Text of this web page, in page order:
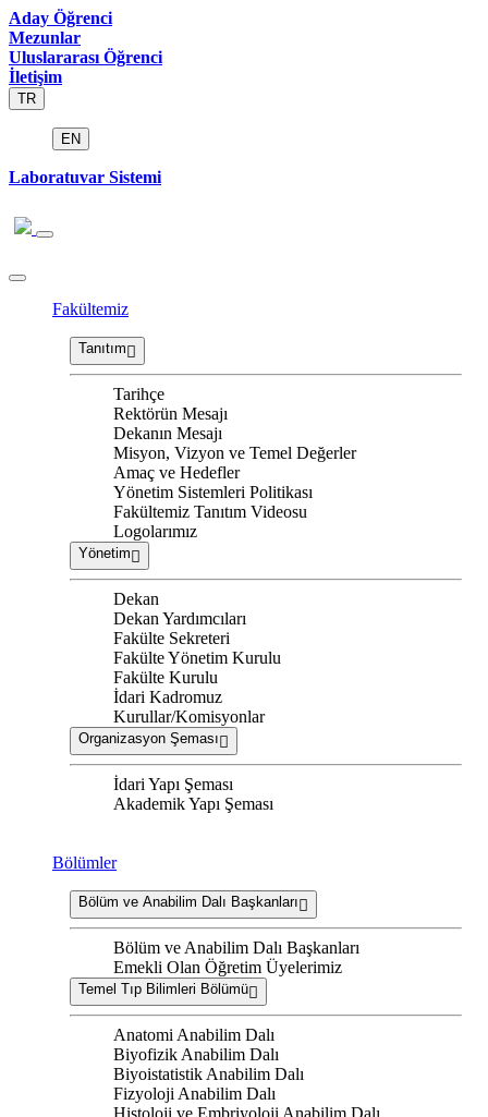
Aday Öğrenci
Mezunlar
Uluslararası Öğrenci
İletişim
TR
EN
Laboratuvar Sistemi
Fakültemiz
Tanıtım
Tarihçe
Rektörün Mesajı
Dekanın Mesajı
Misyon, Vizyon ve Temel Değerler
Amaç ve Hedefler
Yönetim Sistemleri Politikası
Fakültemiz Tanıtım Videosu
Logolarımız
Yönetim
Dekan
Dekan Yardımcıları
Fakülte Sekreteri
Fakülte Yönetim Kurulu
Fakülte Kurulu
İdari Kadromuz
Kurullar/Komisyonlar
Organizasyon Şeması
İdari Yapı Şeması
Akademik Yapı Şeması
Bölümler
Bölüm ve Anabilim Dalı Başkanları
Bölüm ve Anabilim Dalı Başkanları
Emekli Olan Öğretim Üyelerimiz
Temel Tıp Bilimleri Bölümü
Anatomi Anabilim Dalı
Biyofizik Anabilim Dalı
Biyoistatistik Anabilim Dalı
Fizyoloji Anabilim Dalı